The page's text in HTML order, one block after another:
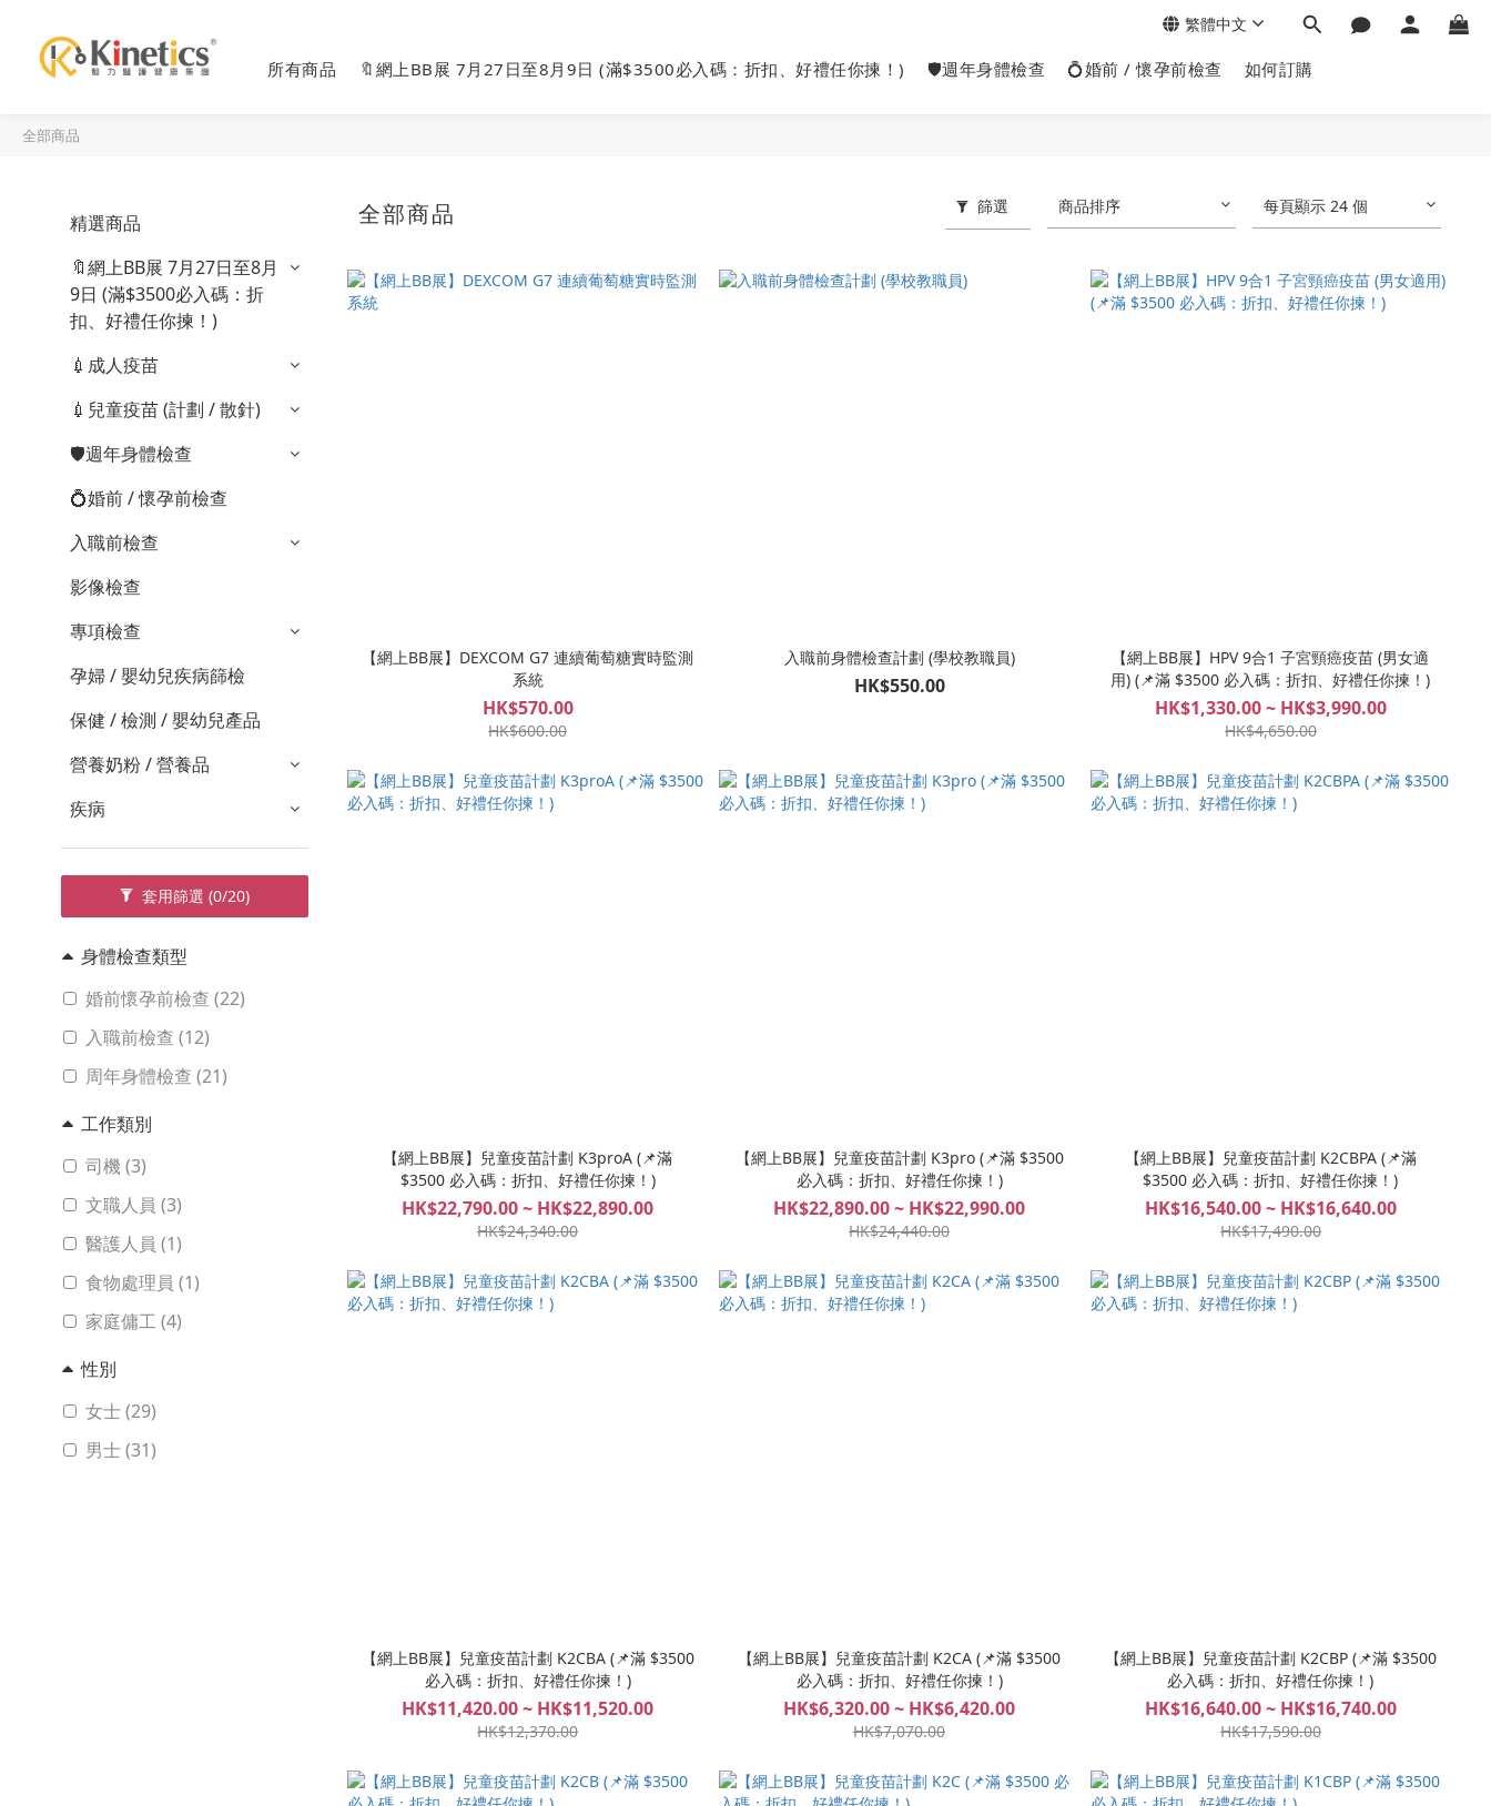
所有商品 🔖網上BB展 7月27日至8月9日 (滿$3500必入碼：折扣、好禮任你揀！) 🛡️週年身體檢查 💍婚前 / 懷孕前檢查 如何訂購
繁體中文
全部商品
精選商品
🔖網上BB展 7月27日至8月
9日 (滿$3500必入碼：折
扣、好禮任你揀！)
💉成人疫苗
💉兒童疫苗 (計劃 / 散針)
🛡️週年身體檢查
💍婚前 / 懷孕前檢查
入職前檢查
影像檢查
專項檢查
孕婦 / 嬰幼兒疾病篩檢
保健 / 檢測 / 嬰幼兒產品
營養奶粉 / 營養品
疾病
套用篩選 (0/20)
身體檢查類型
婚前懷孕前檢查 (22)
入職前檢查 (12)
周年身體檢查 (21)
工作類別
司機 (3)
文職人員 (3)
醫護人員 (1)
食物處理員 (1)
家庭傭工 (4)
性別
女士 (29)
男士 (31)
全部商品 篩選 商品排序 每頁顯示 24 個
【網上BB展】DEXCOM G7 連續葡萄糖實時監測
系統
HK$570.00
HK$600.00
入職前身體檢查計劃 (學校教職員)
HK$550.00
【網上BB展】HPV 9合1 子宮頸癌疫苗 (男女適
用) (📌滿 $3500 必入碼：折扣、好禮任你揀！)
HK$1,330.00 ~ HK$3,990.00
HK$4,650.00
【網上BB展】兒童疫苗計劃 K3proA (📌滿
$3500 必入碼：折扣、好禮任你揀！)
HK$22,790.00 ~ HK$22,890.00
HK$24,340.00
【網上BB展】兒童疫苗計劃 K3pro (📌滿 $3500
必入碼：折扣、好禮任你揀！)
HK$22,890.00 ~ HK$22,990.00
HK$24,440.00
【網上BB展】兒童疫苗計劃 K2CBPA (📌滿
$3500 必入碼：折扣、好禮任你揀！)
HK$16,540.00 ~ HK$16,640.00
HK$17,490.00
【網上BB展】兒童疫苗計劃 K2CBA (📌滿 $3500
必入碼：折扣、好禮任你揀！)
HK$11,420.00 ~ HK$11,520.00
HK$12,370.00
【網上BB展】兒童疫苗計劃 K2CA (📌滿 $3500
必入碼：折扣、好禮任你揀！)
HK$6,320.00 ~ HK$6,420.00
HK$7,070.00
【網上BB展】兒童疫苗計劃 K2CBP (📌滿 $3500
必入碼：折扣、好禮任你揀！)
HK$16,640.00 ~ HK$16,740.00
HK$17,590.00